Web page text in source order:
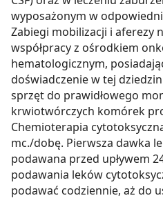
wyposażonym w
Zabiegi mobilizacji i aferezy
współpracy z ośrodkiem
hematologicznym,
doświadczenie w tej
sprzęt do prawidłowego
krwiotwórczych komórek
Chemioterapia
mc./dobę. Pierwsza dawka
podawana przed upływem
podawania leków
podawać codziennie, aż do